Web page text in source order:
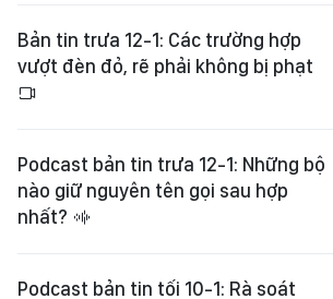
Bản tin trưa 12-1: Các trường hợp
vượt đèn đỏ, rẽ phải không bị phạt
Podcast bản tin trưa 12-1: Những bộ
nào giữ nguyên tên gọi sau hợp
nhất?
Podcast bản tin tối 10-1: Rà soát